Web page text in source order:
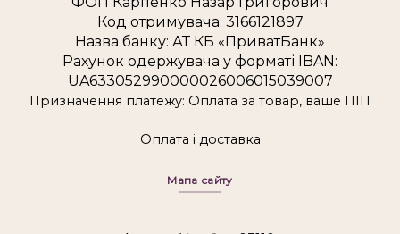
Код отримувача: 3166121897
Назва банку: АТ КБ «ПриватБанк»
Рахунок одержувача у форматі IBAN:
UA633052990000026006015039007
Призначення платежу: Оплата за товар, ваше ПІП
Оплата і доставка
Мапа сайту